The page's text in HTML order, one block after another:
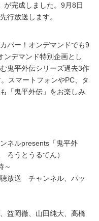
完成しました。9月8日
行放送します。
パー！オンデマンドでも9
ンデマンド特別企画とし
鬼平外伝シリーズ過去3作
スマートフォンやPC、タ
「鬼平外伝」をお楽しみ
ネルpresents「鬼平外
うとうるてん）
～
放送 チャンネル、パッ
益岡徹、山田純大、高橋